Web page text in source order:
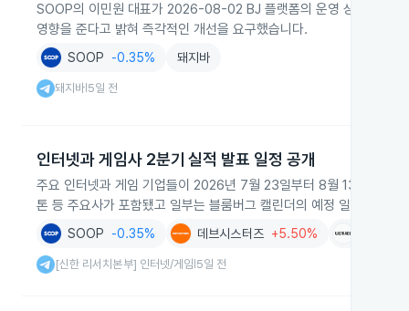
SOOP의 이민원 대표가 2026-08-02 BJ 플랫폼의 운영 상황을 공개
영향을 준다고 밝혀 즉각적인 개선을 요구했습니다.
SOOP -0.35% 돼지바
돼지바 5일 전
인터넷과 게임사 2분기 실적 발표 일정 공개
주요 인터넷과 게임 기업들이 2026년 7월 23일부터 8월 13일까지
톤 등 주요사가 포함됐고 일부는 블룸버그 캘린더의 예정 일정을 함께
SOOP -0.35% 데브시스터즈 +5.50%
[신한 리서치본부] 인터넷/게임 5일 전